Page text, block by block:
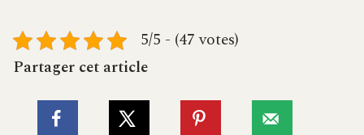
5/5 - (47 votes)
Partager cet article